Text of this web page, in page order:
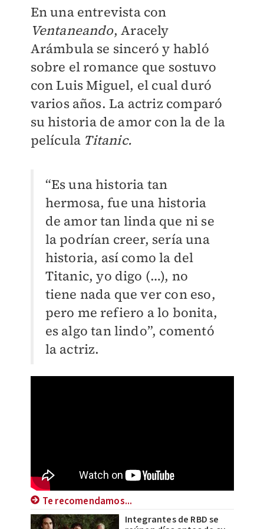
En una entrevista con
Ventaneando, Aracely
Arámbula se sinceró y habló
sobre el romance que sostuvo
con Luis Miguel, el cual duró
varios años. La actriz comparó
su historia de amor con la de la
película Titanic.
“Es una historia tan
hermosa, fue una historia
de amor tan linda que ni se
la podrían creer, sería una
historia, así como la del
Titanic, yo digo (…), no
tiene nada que ver con eso,
pero me refiero a lo bonita,
es algo tan lindo”, comentó
la actriz.
Te recomendamos...
Integrantes de RBD se